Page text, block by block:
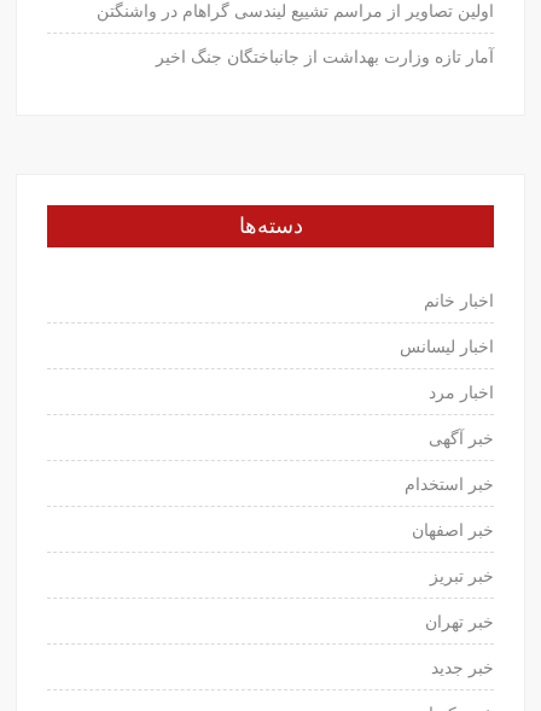
اولین تصاویر از مراسم تشییع لیندسی گراهام در واشنگتن
آمار تازه وزارت بهداشت از جانباختگان جنگ اخیر
دسته‌ها
اخبار خانم
اخبار لیسانس
اخبار مرد
خبر آگهی
خبر استخدام
خبر اصفهان
خبر تبریز
خبر تهران
خبر جدید